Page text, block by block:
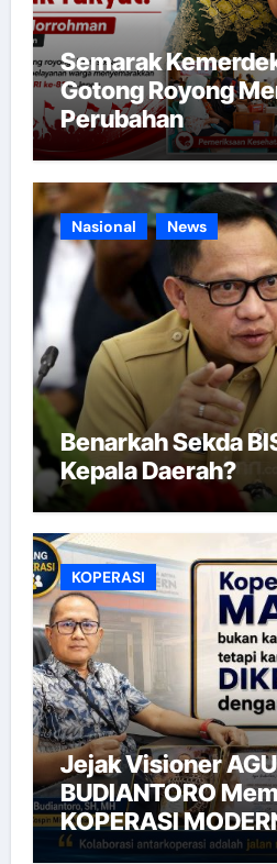
Semarak
Gotong Royong
Perubahan
Nasional News
Benarkah Sekda
Kepala Daerah?
KOPERASI
Jejak Visioner
BUDIANTORO
KOPERASI